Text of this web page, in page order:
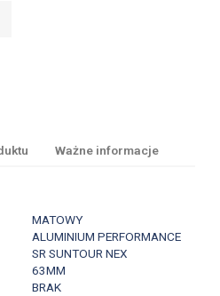
Ważne informacje
MATOWY
ALUMINIUM PERFORMANCE
SR SUNTOUR NEX
63MM
BRAK